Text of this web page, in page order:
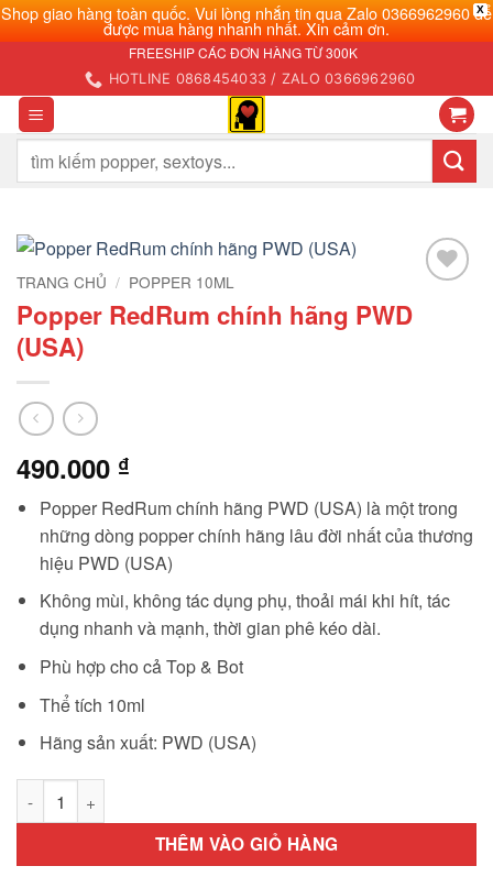
X
Shop giao hàng toàn quốc. Vui lòng nhắn tin qua Zalo 0366962960 để
được mua hàng nhanh nhất. Xin cảm ơn.
nội
dung
FREESHIP CÁC ĐƠN HÀNG TỪ 300K
HOTLINE 0868454033 / ZALO 0366962960
Tìm
kiếm:
TRANG CHỦ / POPPER 10ML
Popper RedRum chính hãng PWD
(USA)
490.000 ₫
Popper RedRum chính hãng PWD (USA) là một trong
những dòng popper chính hãng lâu đời nhất của thương
hiệu PWD (USA)
Không mùi, không tác dụng phụ, thoải mái khi hít, tác
dụng nhanh và mạnh, thời gian phê kéo dài.
Phù hợp cho cả Top & Bot
Thể tích 10ml
Hãng sản xuất: PWD (USA)
THÊM VÀO GIỎ HÀNG